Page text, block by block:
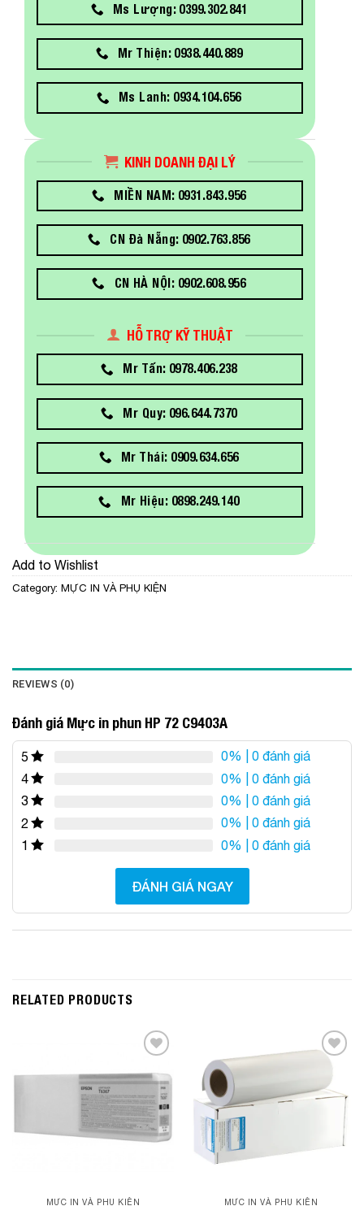
Ms Lượng: 0399.302.841
Mr Thiện: 0938.440.889
Ms Lanh: 0934.104.656
KINH DOANH ĐẠI LÝ
MIỀN NAM: 0931.843.956
CN Đà Nẵng: 0902.763.856
CN HÀ NỘI: 0902.608.956
HỖ TRỢ KỸ THUẬT
Mr Tấn: 0978.406.238
Mr Quy: 096.644.7370
Mr Thái: 0909.634.656
Mr Hiệu: 0898.249.140
Add to Wishlist
Category: MỰC IN VÀ PHỤ KIỆN
REVIEWS (0)
Đánh giá Mực in phun HP 72 C9403A
5 0% | 0 đánh giá
4
0% | 0 đánh giá
3
0% | 0 đánh giá
2
0% | 0 đánh giá
1
0% | 0 đánh giá
ĐÁNH GIÁ NGAY
RELATED PRODUCTS
Wishlist
MỰC IN VÀ PHỤ KIỆN
Wishlist
MỰC IN VÀ PHỤ KIỆN